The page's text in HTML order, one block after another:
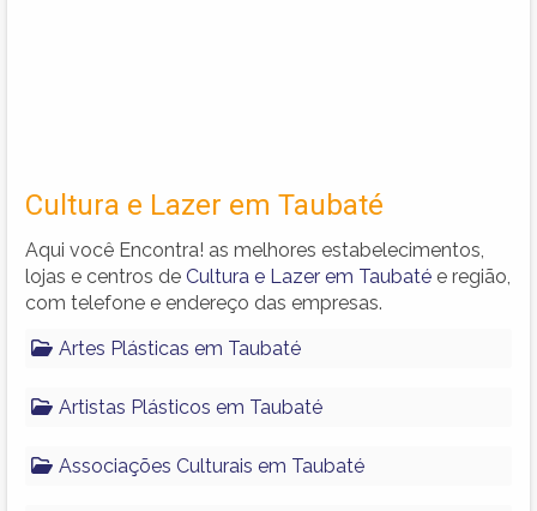
Cultura e Lazer em Taubaté
Aqui você Encontra! as melhores estabelecimentos,
lojas e centros de Cultura e Lazer em Taubaté e região,
com telefone e endereço das empresas.
Artes Plásticas em Taubaté
Artistas Plásticos em Taubaté
Associações Culturais em Taubaté